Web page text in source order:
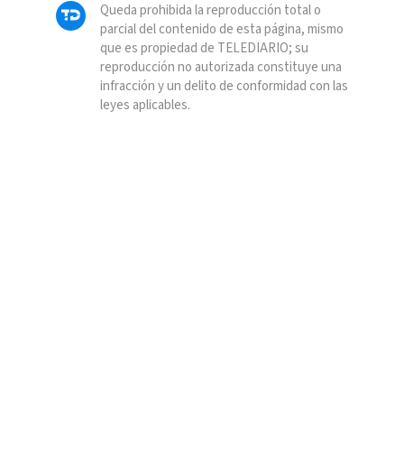
Queda prohibida la reproducción total o
parcial del contenido de esta página, mismo
que es propiedad de TELEDIARIO; su
reproducción no autorizada constituye una
infracción y un delito de conformidad con las
leyes aplicables.